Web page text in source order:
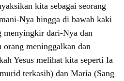
kita sebagai seorang
Nya hingga di bawah kaki
menyingkir dari-Nya dan
meninggalkan dan
Yesus melihat kita seperti Ia
terkasih) dan Maria (Sang